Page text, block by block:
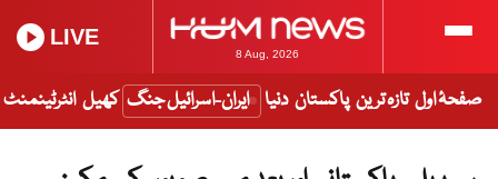
8 Aug, 2026
LIVE
صفحۂ اول تازہ ترین پاکستان دنیا ایران-اسرائیل جنگ کھیل انٹرٹینمنٹ